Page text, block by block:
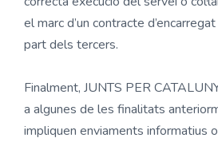
el marc d’un contracte
part dels tercers.
Finalment, JUNTS PER
a algunes de les finalitats
impliquen enviaments informatius